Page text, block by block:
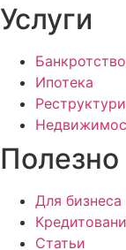
Услуги
Банкротство
Ипотека
Полезно
Для бизнеса
Статьи